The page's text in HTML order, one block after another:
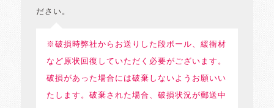
ださい。
※破損時弊社からお送りした段ボール、緩衝材
など原状回復していただく必要がございます。
破損があった場合には破棄しないようお願いい
たします。破棄された場合、破損状況が郵送中